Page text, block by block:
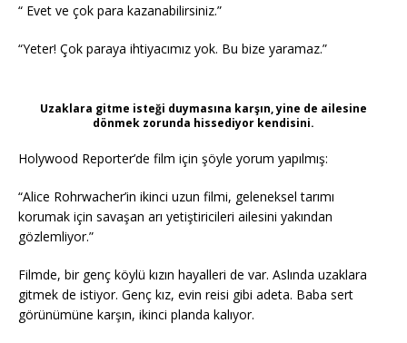
“ Evet ve çok para kazanabilirsiniz.”
“Yeter! Çok paraya ihtiyacımız yok. Bu bize yaramaz.”
Uzaklara gitme isteği duymasına karşın, yine de ailesine
dönmek zorunda hissediyor kendisini.
Holywood Reporter’de film için şöyle yorum yapılmış:
“Alice Rohrwacher’in ikinci uzun filmi, geleneksel tarımı
korumak için savaşan arı yetiştiricileri ailesini yakından
gözlemliyor.”
Filmde, bir genç köylü kızın hayalleri de var. Aslında uzaklara
gitmek de istiyor. Genç kız, evin reisi gibi adeta. Baba sert
görünümüne karşın, ikinci planda kalıyor.